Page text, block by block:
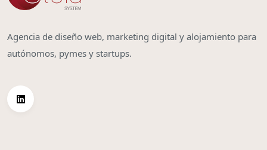
Agencia de diseño web, marketing digital y alojamiento para
autónomos, pymes y startups.